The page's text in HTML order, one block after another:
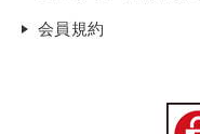
会員規約